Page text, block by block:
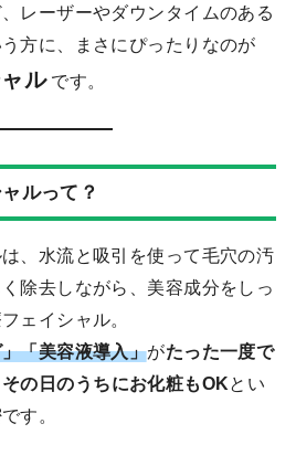
レーザーやダウンタイムのある
方に、まさにぴったりなのが
ルです。
ルって？
、水流と吸引を使って毛穴の汚
除去しながら、美容成分をしっ
ェイシャル。
「美容液導入」がたった一度で
その日のうちにお化粧もOKとい
す。